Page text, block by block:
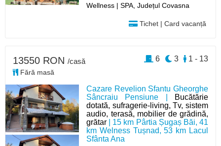
Wellness | SPA, Județul Covasna
Tichet | Card vacanță
Cazare Revelion Sfantu Gheorghe
Sâncraiu Pensiune |
Bucătărie
dotată, sufragerie-living, Tv, sistem
audio, terasă, mobilier de grădină,
grătar | 15 km Pârtia Șugaș Băi, 41
km Welness Tușnad, 53 km Lacul
Sfânta Ana
13550 RON /casă
Fără masă
1 - 13
3
6